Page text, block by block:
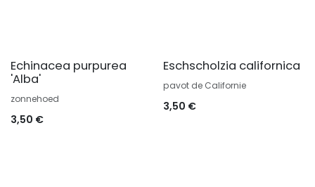
Echinacea purpurea
'Alba'
zonnehoed
3,50 €
Eschscholzia californica
pavot de Californie
3,50 €